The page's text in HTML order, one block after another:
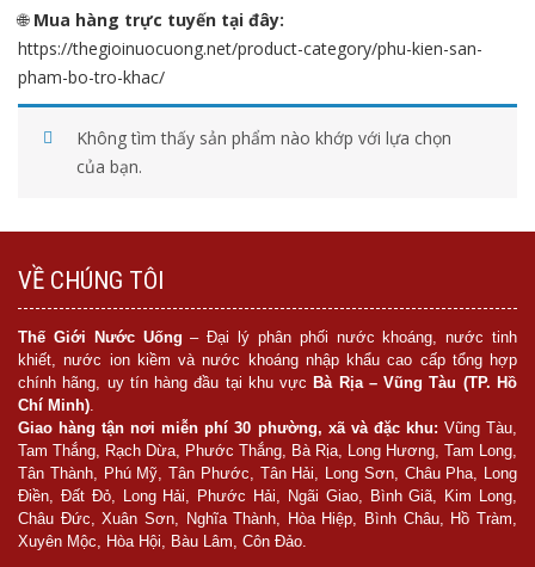
🌐 Mua hàng trực tuyến tại đây:
https://thegioinuocuong.net/product-category/phu-kien-san-
pham-bo-tro-khac/
Không tìm thấy sản phẩm nào khớp với lựa chọn
của bạn.
VỀ CHÚNG TÔI
Thế Giới Nước Uống – Đại lý phân phối nước khoáng, nước tinh
khiết, nước ion kiềm và nước khoáng nhập khẩu cao cấp tổng hợp
chính hãng, uy tín hàng đầu tại khu vực Bà Rịa – Vũng Tàu (TP. Hồ
Chí Minh).
Giao hàng tận nơi miễn phí 30 phường, xã và đặc khu: Vũng Tàu,
Tam Thắng, Rạch Dừa, Phước Thắng, Bà Rịa, Long Hương, Tam Long,
Tân Thành, Phú Mỹ, Tân Phước, Tân Hải, Long Sơn, Châu Pha, Long
Điền, Đất Đỏ, Long Hải, Phước Hải, Ngãi Giao, Bình Giã, Kim Long,
Châu Đức, Xuân Sơn, Nghĩa Thành, Hòa Hiệp, Bình Châu, Hồ Tràm,
Xuyên Mộc, Hòa Hội, Bàu Lâm, Côn Đảo.